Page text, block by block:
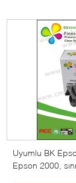
Uyumlu BK
Epson 2000,